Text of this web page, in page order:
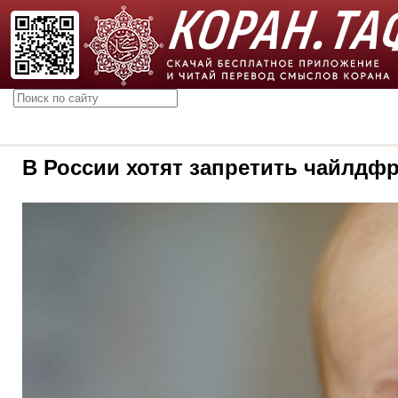
В России хотят запретить